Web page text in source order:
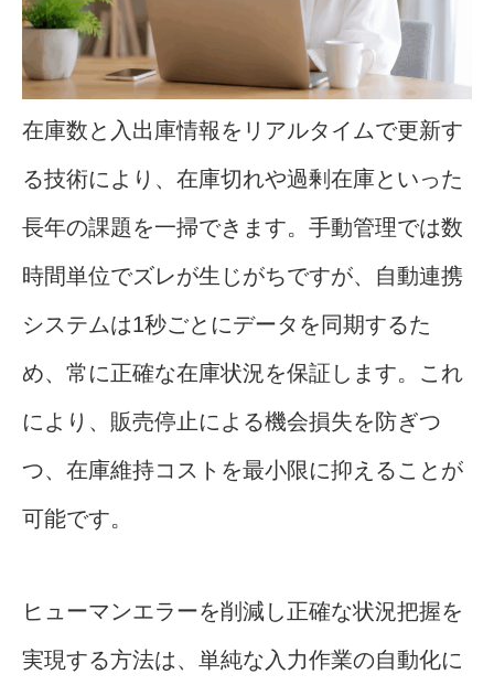
在庫数と入出庫情報をリアルタイムで更新す
る技術により、在庫切れや過剰在庫といった
長年の課題を一掃できます。手動管理では数
時間単位でズレが生じがちですが、自動連携
システムは1秒ごとにデータを同期するた
め、常に正確な在庫状況を保証します。これ
により、販売停止による機会損失を防ぎつ
つ、在庫維持コストを最小限に抑えることが
可能です。
ヒューマンエラーを削減し正確な状況把握を
実現する方法は、単純な入力作業の自動化に